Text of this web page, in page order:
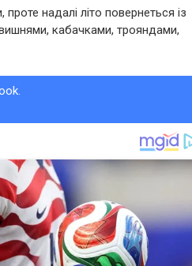
надалі літо повернеться із
кабачками, трояндами,